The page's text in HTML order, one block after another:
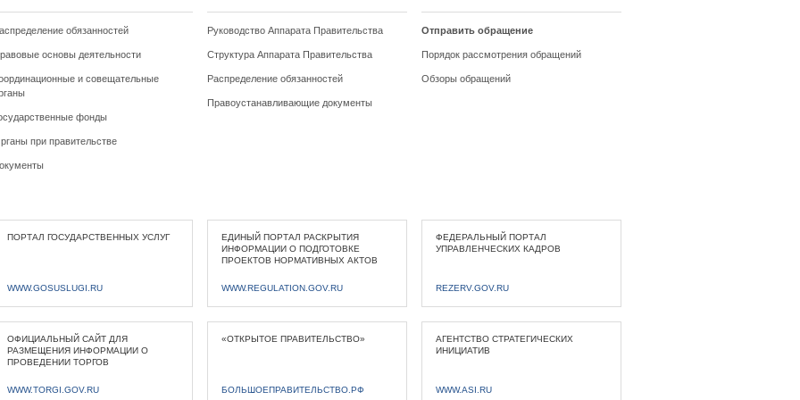
обязанностей
основы деятельности
и совещательные
фонды
при правительстве
Руководство Аппарата Правительства
Структура Аппарата Правительства
Распределение обязанностей
Правоустанавливающие документы
Отправить обращение
Порядок рассмотрения обращений
Обзоры обращений
ПОРТАЛ ГОСУДАРСТВЕННЫХ УСЛУГ
WWW.GOSUSLUGI.RU
ЕДИНЫЙ ПОРТАЛ РАСКРЫТИЯ
ИНФОРМАЦИИ О ПОДГОТОВКЕ
ПРОЕКТОВ НОРМАТИВНЫХ АКТОВ
WWW.REGULATION.GOV.RU
ФЕДЕРАЛЬНЫЙ ПОРТАЛ
УПРАВЛЕНЧЕСКИХ КАДРОВ
REZERV.GOV.RU
ОФИЦИАЛЬНЫЙ САЙТ ДЛЯ
РАЗМЕЩЕНИЯ ИНФОРМАЦИИ О
ПРОВЕДЕНИИ ТОРГОВ
WWW.TORGI.GOV.RU
«ОТКРЫТОЕ ПРАВИТЕЛЬСТВО»
БОЛЬШОЕПРАВИТЕЛЬСТВО.РФ
АГЕНТСТВО СТРАТЕГИЧЕСКИХ
ИНИЦИАТИВ
WWW.ASI.RU